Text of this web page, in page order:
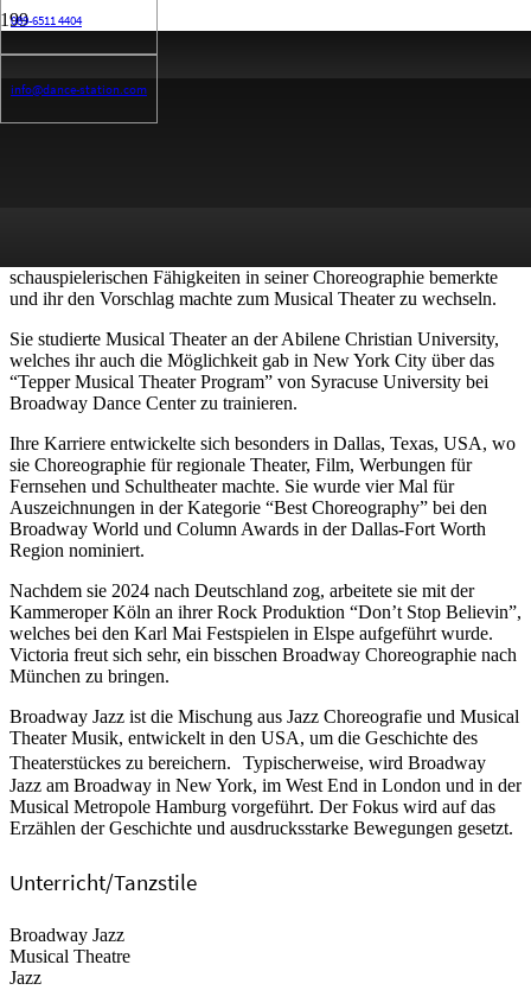
089-6511 4404
info@dance-station.com
Biographie
begann ihre Karriere in der Welt des Balletts mit Training und
schauspielerischen Fähigkeiten in seiner Choreographie bemerkte
und ihr den Vorschlag machte zum Musical Theater zu wechseln.
Sie studierte Musical Theater an der Abilene Christian University,
welches ihr auch die Möglichkeit gab in New York City über das
“Tepper Musical Theater Program” von Syracuse University bei
Broadway Dance Center zu trainieren.
Ihre Karriere entwickelte sich besonders in Dallas, Texas, USA, wo
sie Choreographie für regionale Theater, Film, Werbungen für
Fernsehen und Schultheater machte. Sie wurde vier Mal für
Auszeichnungen in der Kategorie “Best Choreography” bei den
Broadway World und Column Awards in der Dallas-Fort Worth
Region nominiert.
Nachdem sie 2024 nach Deutschland zog, arbeitete sie mit der
Kammeroper Köln an ihrer Rock Produktion “Don’t Stop Believin”,
welches bei den Karl Mai Festspielen in Elspe aufgeführt wurde.
Victoria freut sich sehr, ein bisschen Broadway Choreographie nach
München zu bringen.
Broadway Jazz ist die Mischung aus Jazz Choreografie und Musical
Theater Musik, entwickelt in den USA, um die Geschichte des
Theaterstückes zu bereichern. Typischerweise, wird Broadway
Jazz am Broadway in New York, im West End in London und in der
Musical Metropole Hamburg vorgeführt. Der Fokus wird auf das
Erzählen der Geschichte und ausdrucksstarke Bewegungen gesetzt.
Unterricht/Tanzstile
Broadway Jazz
Musical Theatre
Jazz